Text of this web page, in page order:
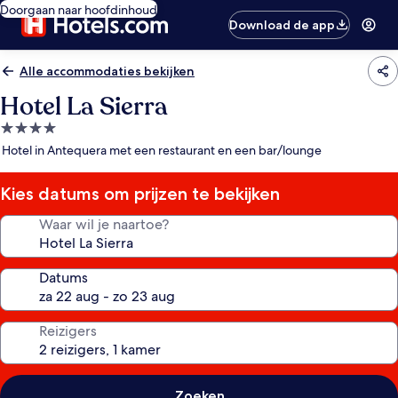
Doorgaan naar hoofdinhoud
Download de app
Alle accommodaties bekijken
Hotel La Sierra
4.0-
sterrenaccommodatie
Hotel in Antequera met een restaurant en een bar/lounge
Kies datums om prijzen te bekijken
Waar wil je naartoe?
Datums
Reizigers